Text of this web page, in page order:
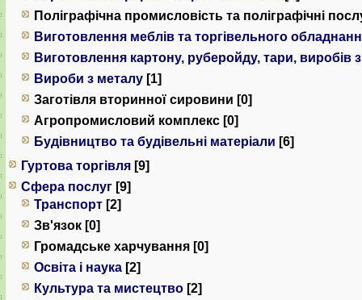
Поліграфічна промисловість та поліграфічні
Виготовлення меблів та торгівельного
Виготовлення картону, руберойду, тари, виробів
Вироби з металу [1]
Заготівля вторинної сировини [0]
Агропромисловий комплекс [0]
Будівництво та будівельні матеріали [6]
Гуртова торгівля [9]
Сфера послуг [9]
Транспорт [2]
Зв'язок [0]
Громадське харчування [0]
Освіта і наука [2]
Культура та мистецтво [2]